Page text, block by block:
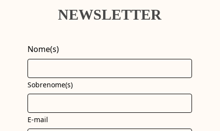
NEWSLETTER
Nome(s)
Sobrenome(s)
E-mail